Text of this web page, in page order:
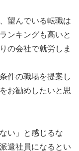
望んでいる転職は
ンキングも高いと
の会社で就労しま
件の職場を提案し
お勧めしたいと思
い」と感じるな
遣社員になるとい